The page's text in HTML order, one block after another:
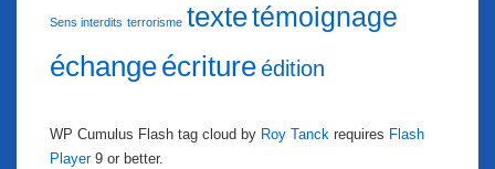
Sens interdits terrorisme textetémoignage
échangeécritureédition
WP Cumulus Flash tag cloud by Roy Tanck requires Flash
Player9 or better.